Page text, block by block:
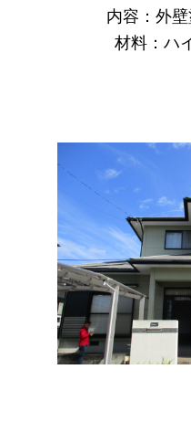
内容：外
材料：ハ